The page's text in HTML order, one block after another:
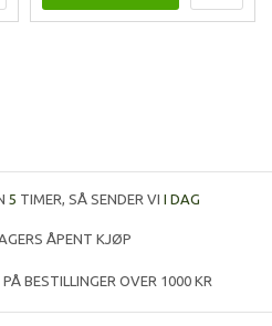
5 TIMER, SÅ SENDER VI I DAG
ÅPENT KJØP
BESTILLINGER OVER 1000 KR